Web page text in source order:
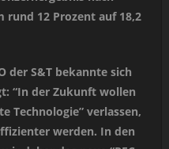
12 Prozent auf 18,2
der S&T bekannte sich
“In der Zukunft wollen
Technologie” verlassen,
werden. In den